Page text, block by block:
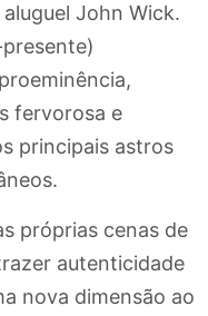
John Wick.
fervorosa e
principais astros
próprias cenas de
autenticidade
nova dimensão ao